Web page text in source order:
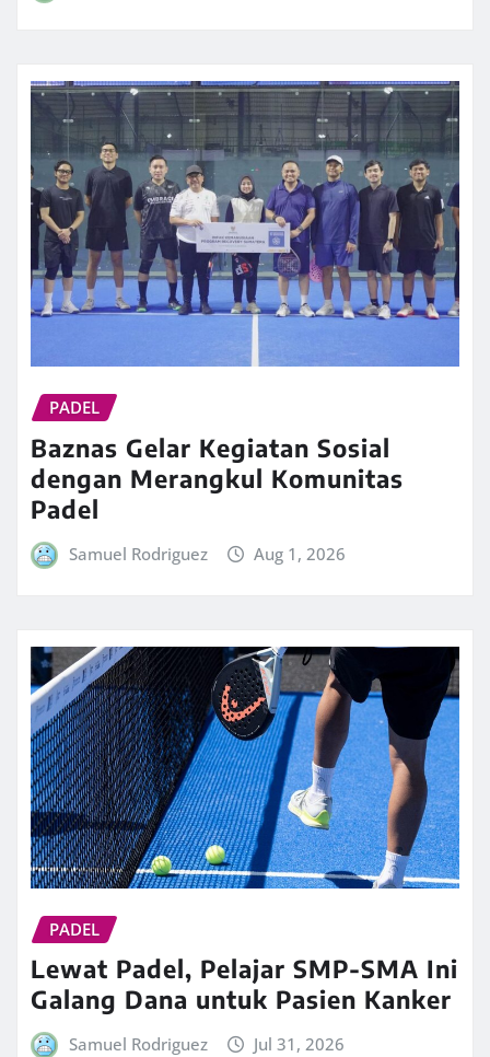
PADEL
Baznas Gelar Kegiatan Sosial
dengan Merangkul Komunitas
Padel
Samuel Rodriguez Aug 1, 2026
PADEL
Lewat Padel, Pelajar SMP-SMA Ini
Galang Dana untuk Pasien Kanker
Samuel Rodriguez Jul 31, 2026